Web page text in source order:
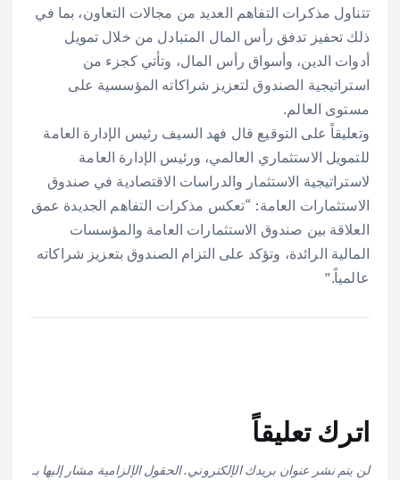
تتناول مذكرات التفاهم العديد من مجالات التعاون، بما في
ذلك تحفيز تدفق رأس المال المتبادل من خلال تمويل
أدوات الدين، وأسواق رأس المال، وتأتي كجزء من
استراتيجية الصندوق لتعزيز شراكاته المؤسسية على
مستوى العالم.
وتعليقاً على التوقيع قال فهد السيف رئيس الإدارة العامة
للتمويل الاستثماري العالمي، ورئيس الإدارة العامة
لاستراتيجية الاستثمار والدراسات الاقتصادية في صندوق
الاستثمارات العامة: “تعكس مذكرات التفاهم الجديدة عمق
العلاقة بين صندوق الاستثمارات العامة والمؤسسات
المالية الرائدة، وتؤكد على التزام الصندوق بتعزيز شراكاته
عالمياً.”
اترك تعليقاً
لن يتم نشر عنوان بريدك الإلكتروني.الحقول الإلزامية مشار إليها بـ